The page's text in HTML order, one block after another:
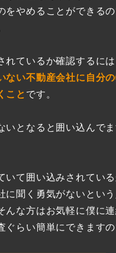
をやめることができるの
れているか確認するには
ない不動産会社に自分
こと です。
いとなると囲い込んでま
いて囲い込みされてい
に聞く勇気がないとい
んな方はお気軽に僕に連
ぐらい簡単にできますの